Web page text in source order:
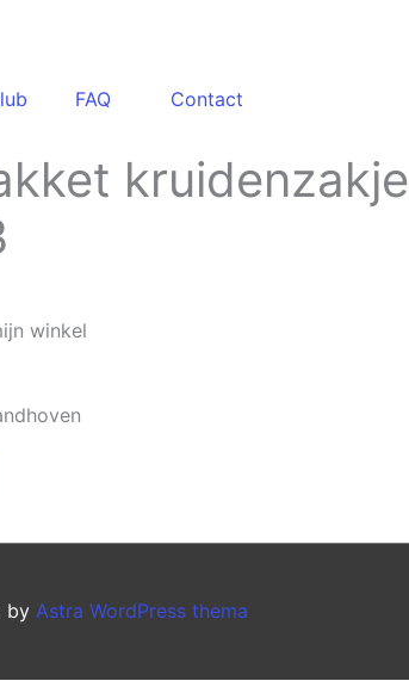
FAQ Contact
kruidenzakje
winkel
by Astra WordPress thema